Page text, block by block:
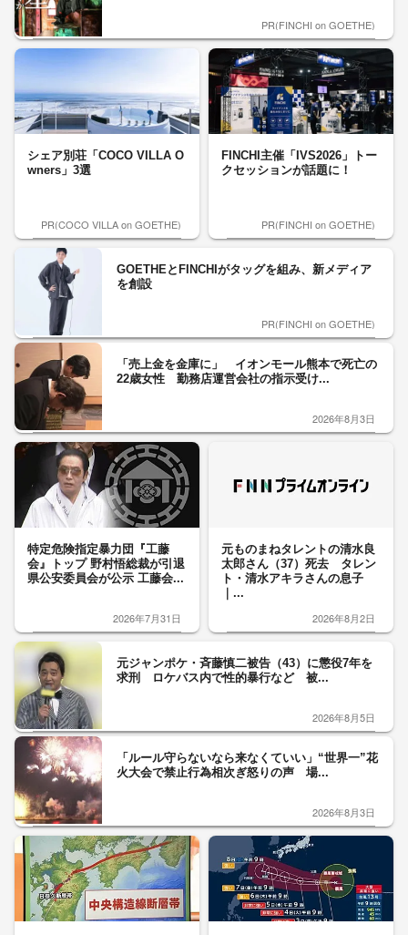
PR(FINCHI on GOETHE)
シェア別荘「COCO VILLA O
wners」3選
PR(COCO VILLA on GOETHE)
FINCHI主催「IVS2026」トー
クセッションが話題に！
PR(FINCHI on GOETHE)
GOETHEとFINCHIがタッグを組み、新メディア
を創設
PR(FINCHI on GOETHE)
「売上金を金庫に」 イオンモール熊本で死亡の
22歳女性 勤務店運営会社の指示受け...
2026年8月3日
特定危険指定暴力団『工藤
会』トップ 野村悟総裁が引退
県公安委員会が公示 工藤会...
2026年7月31日
元ものまねタレントの清水良
太郎さん（37）死去 タレン
ト・清水アキラさんの息子
｜...
2026年8月2日
元ジャンポケ・斉藤慎二被告（43）に懲役7年を
求刑 ロケバス内で性的暴行など 被...
2026年8月5日
「ルール守らないなら来なくていい」“世界一”花
火大会で禁止行為相次ぎ怒りの声 場...
2026年8月3日